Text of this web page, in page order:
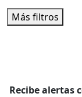
Más filtros
Recibe alertas